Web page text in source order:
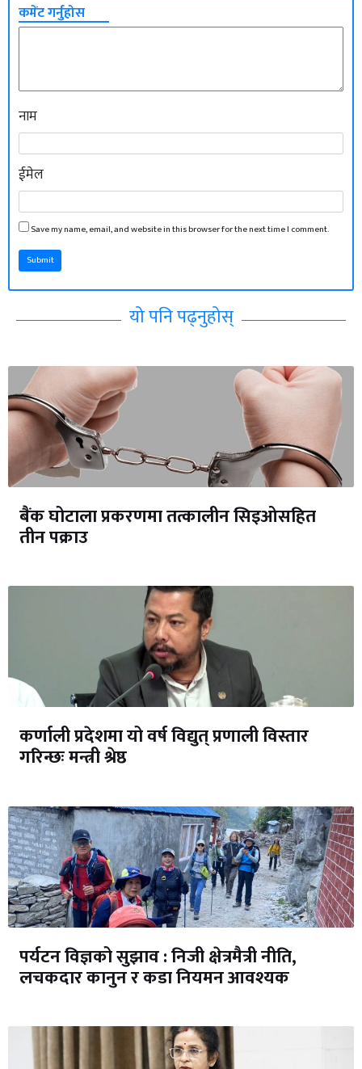
कमेंट गर्नुहोस
नाम
ईमेल
Save my name, email, and website in this browser for the next time I comment.
Submit
यो पनि पढ्नुहोस्
बैंक घोटाला प्रकरणमा तत्कालीन सिइओसहित
तीन पक्राउ
कर्णाली प्रदेशमा यो वर्ष विद्युत् प्रणाली विस्तार
गरिन्छः मन्त्री श्रेष्ठ
पर्यटन विज्ञको सुझाव : निजी क्षेत्रमैत्री नीति,
लचकदार कानुन र कडा नियमन आवश्यक